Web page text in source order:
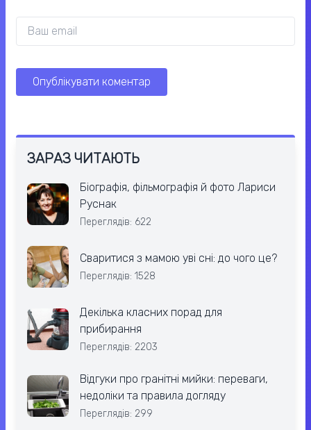
ЗАРАЗ ЧИТАЮТЬ
Біографія, фільмографія й фото Лариси
Руснак
Переглядів: 622
Сваритися з мамою уві сні: до чого це?
Переглядів: 1528
Декілька класних порад для
прибирання
Переглядів: 2203
Відгуки про гранітні мийки: переваги,
недоліки та правила догляду
Переглядів: 299